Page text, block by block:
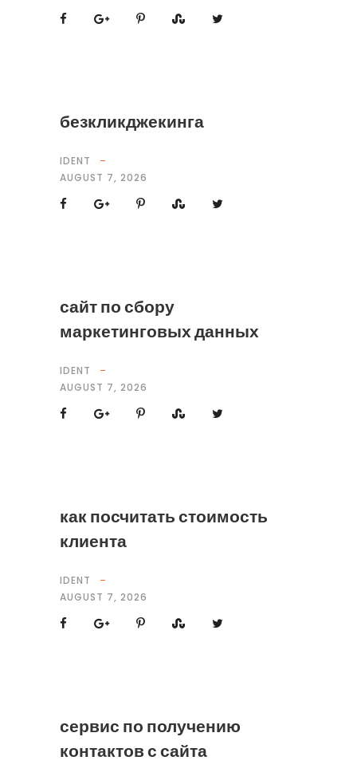
безкликджекинга
IDENT
AUGUST 7, 2026
сайт по сбору
маркетинговых данных
IDENT
AUGUST 7, 2026
как посчитать стоимость
клиента
IDENT
AUGUST 7, 2026
сервис по получению
контактов с сайта